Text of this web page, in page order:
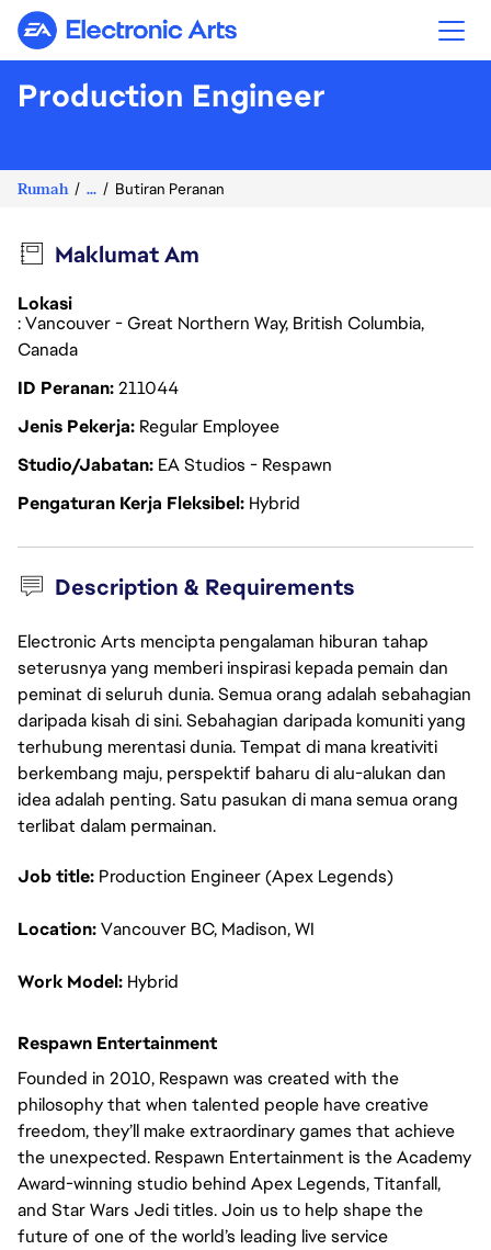
Electronic Arts
Production Engineer
Rumah ... Butiran Peranan
Maklumat Am
Lokasi
: Vancouver - Great Northern Way, British Columbia,
Canada
ID Peranan211044
Jenis Pekerja Regular Employee
Studio/Jabatan EA Studios - Respawn
Pengaturan Kerja Fleksibel Hybrid
Description & Requirements
Electronic Arts mencipta pengalaman hiburan tahap
seterusnya yang memberi inspirasi kepada pemain dan
peminat di seluruh dunia. Semua orang adalah sebahagian
daripada kisah di sini. Sebahagian daripada komuniti yang
terhubung merentasi dunia. Tempat di mana kreativiti
berkembang maju, perspektif baharu di alu-alukan dan
idea adalah penting. Satu pasukan di mana semua orang
terlibat dalam permainan.
Job title: Production Engineer (Apex Legends)
Location:Vancouver BC, Madison, WI
Work Model: Hybrid
Respawn Entertainment
Founded in 2010, Respawn was created with the
philosophy that when talented people have creative
freedom, they’ll make extraordinary games that achieve
the unexpected. Respawn Entertainment is the Academy
Award-winning studio behind Apex Legends, Titanfall,
and Star Wars Jedi titles. Join us to help shape the
future of one of the world’s leading live service